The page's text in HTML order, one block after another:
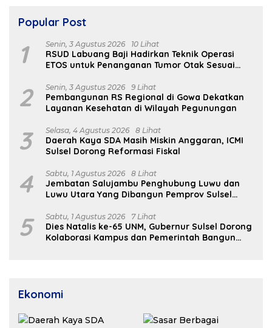
Popular Post
1 Senin, 3 Agustus 2026 10 Lihat
RSUD Labuang Baji Hadirkan Teknik Operasi
ETOS untuk Penanganan Tumor Otak Sesuai
2 Senin, 3 Agustus 2026 9 Lihat
Pembangunan RS Regional di Gowa Dekatkan
Layanan Kesehatan di Wilayah Pegunungan
3 Selasa, 4 Agustus 2026 8 Lihat
Daerah Kaya SDA Masih Miskin Anggaran, ICMI
Sulsel Dorong Reformasi Fiskal
4 Sabtu, 1 Agustus 2026 8 Lihat
Jembatan Salujambu Penghubung Luwu dan
Luwu Utara Yang Dibangun Pemprov Sulsel
5 Sabtu, 1 Agustus 2026 7 Lihat
Dies Natalis ke-65 UNM, Gubernur Sulsel Dorong
Kolaborasi Kampus dan Pemerintah Bangun
Ekonomi